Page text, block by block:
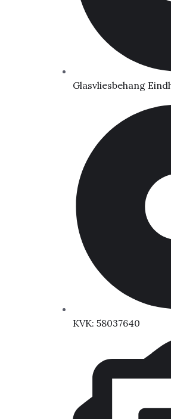
Glasvliesbehang
KVK: 58037640